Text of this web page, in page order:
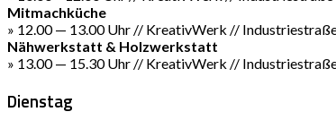
Mitmachküche
» 12.00 — 13.00 Uhr // KreativWerk //
Nähwerkstatt & Holzwerkstatt
» 13.00 — 15.30 Uhr // KreativWerk //
Dienstag